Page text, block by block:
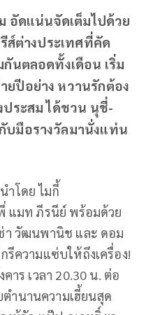
อัดแน่นจัดเต็มไปด้วย
ส์ต่างประเทศที่คัด
นตลอดทั้งเดือน เริ่ม
ปีอย่าง หวานรักต้อง
ระสม ได้ชวน นุชี่-
บมือรางวัลมานั่งแท่น
ำโดย ไมกี้
แมท ภีรนีย์ พร้อมด้วย
า วัฒนพานิช และ ดอม
รีความแซ่บให้ถึงเครื่อง!
าร เวลา 20.30 น. ต่อ
ำนานความเฮี้ยนสุด